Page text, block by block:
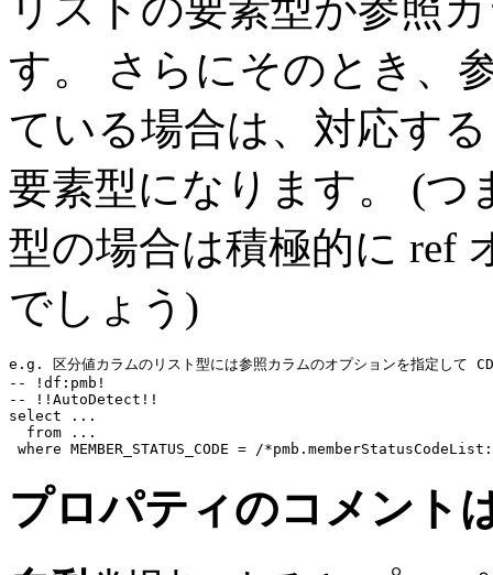
リストの要素型が参照
す。 さらにそのとき、
ている場合は、対応す
要素型になります。 (つ
型の場合は積極的に ref
でしょう)
e.g. 区分値カラムのリスト型には参照カラムのオプションを指定して
-- !df:pmb!
-- !!AutoDetect!!
select
...
from
...
where MEMBER_STATUS_CODE = /
プロパティのコメント